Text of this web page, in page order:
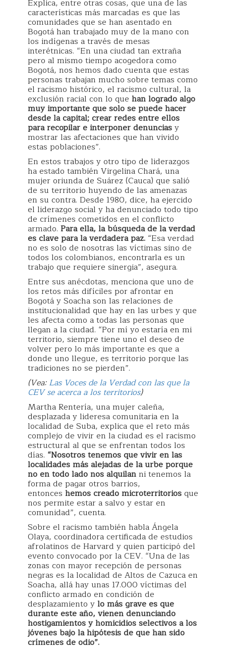
Explica, entre otras cosas, que una de las
características más marcadas es que las
comunidades que se han asentado en
Bogotá han trabajado muy de la mano con
los indígenas a través de mesas
interétnicas. “En una ciudad tan extraña
pero al mismo tiempo acogedora como
Bogotá, nos hemos dado cuenta que estas
personas trabajan mucho sobre temas como
el racismo histórico, el racismo cultural, la
exclusión racial con lo que han logrado algo
muy importante que solo se puede hacer
desde la capital; crear redes entre ellos
para recopilar e interponer denunciasy
mostrar las afectaciones que han vivido
estas poblaciones”.
En estos trabajos y otro tipo de liderazgos
ha estado también Virgelina Chará, una
mujer oriunda de Suárez (Cauca) que salió
de su territorio huyendo de las amenazas
en su contra. Desde 1980, dice, ha ejercido
el liderazgo social y ha denunciado todo tipo
de crímenes cometidos en el conflicto
armado. Para ella, la búsqueda de la verdad
es clave para la verdadera paz. “Esa verdad
no es solo de nosotras las víctimas sino de
todos los colombianos, encontrarla es un
trabajo que requiere sinergia”, asegura.
Entre sus anécdotas, menciona que uno de
los retos más difíciles por afrontar en
Bogotá y Soacha son las relaciones de
institucionalidad que hay en las urbes y que
les afecta como a todas las personas que
llegan a la ciudad. “Por mí yo estaría en mi
territorio, siempre tiene uno el deseo de
volver pero lo más importante es que a
donde uno llegue, es territorio porque las
tradiciones no se pierden”.
(Vea:Las Voces de la Verdad con las que la
CEV se acerca a los territorios)
Martha Rentería, una mujer caleña,
desplazada y lideresa comunitaria en la
localidad de Suba, explica que el reto más
complejo de vivir en la ciudad es el racismo
estructural al que se enfrentan todos los
días. “Nosotros tenemos que vivir en las
localidades más alejadas de la urbe porque
no en todo lado nos alquilanni tenemos la
forma de pagar otros barrios,
entonces hemos creado microterritoriosque
nos permite estar a salvo y estar en
comunidad”, cuenta.
Sobre el racismo también habla Ángela
Olaya, coordinadora certificada de estudios
afrolatinos de Harvard y quien participó del
evento convocado por la CEV. “Una de las
zonas con mayor recepción de personas
negras es la localidad de Altos de Cazuca en
Soacha, allá hay unas 17.000 víctimas del
conflicto armado en condición de
desplazamiento ylo más grave es que
durante este año, vienen denunciando
hostigamientos y homicidios selectivos a los
jóvenes bajo la hipótesis de que han sido
crímenes de odio”.